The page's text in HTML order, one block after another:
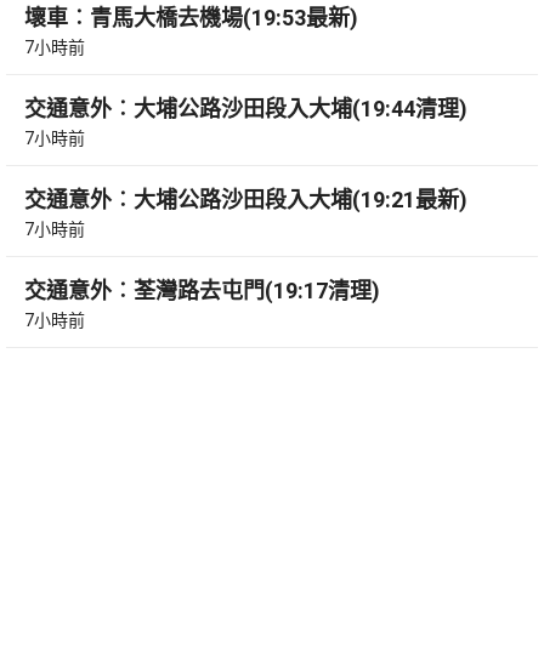
壞車︰青馬大橋去機場(19:53最新)
7小時前
交通意外︰大埔公路沙田段入大埔(19:44清理)
7小時前
交通意外︰大埔公路沙田段入大埔(19:21最新)
7小時前
交通意外︰荃灣路去屯門(19:17清理)
7小時前